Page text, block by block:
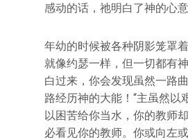
感动的话，祂明白了神的心意
年幼的时候被各种阴影笼罩
就像约瑟一样，但一切都有
白过来，你会发现虽然一路
路经历神的大能！“主虽然以
以困苦给你当水，你的教师
必看见你的教师。你或向左